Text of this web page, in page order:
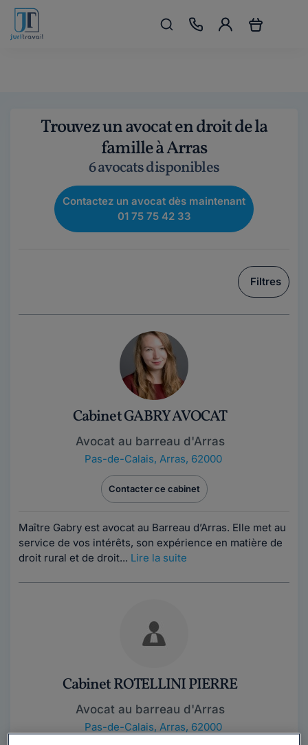
Trouvez un avocat en droit de la
famille à Arras
6 avocats disponibles
Contactez un avocat dès maintenant
01 75 75 42 33
Filtres
Cabinet GABRY AVOCAT
Avocat au barreau d'Arras
Pas-de-Calais, Arras, 62000
Contacter ce cabinet
Maître Gabry est avocat au Barreau d’Arras. Elle met au
service de vos intérêts, son expérience en matière de
droit rural et de droit... Lire la suite
Cabinet ROTELLINI PIERRE
Avocat au barreau d'Arras
Pas-de-Calais, Arras, 62000